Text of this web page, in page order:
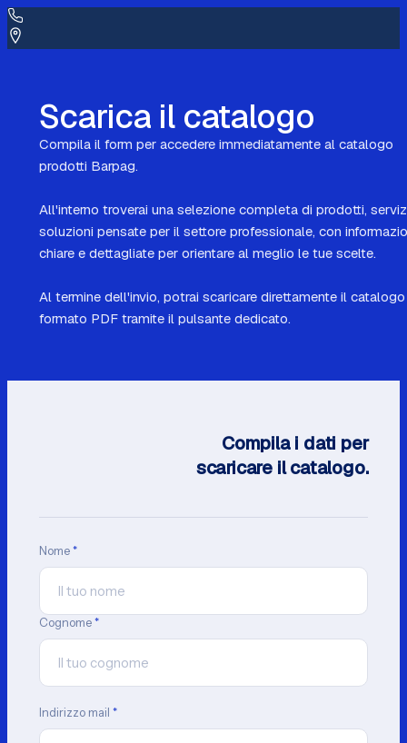
Scarica il catalogo
Compila il form per accedere immediatamente al catalogo
prodotti Barpag.
All'interno troverai una selezione completa di prodotti,
soluzioni pensate per il settore professionale, con
chiare e dettagliate per orientare al meglio le tue scelte.
Al termine dell'invio, potrai scaricare direttamente il catalogo
formato PDF tramite il pulsante dedicato.
Compila i dati per
scaricare il catalogo.
Nome*
Cognome*
Indirizzo mail *